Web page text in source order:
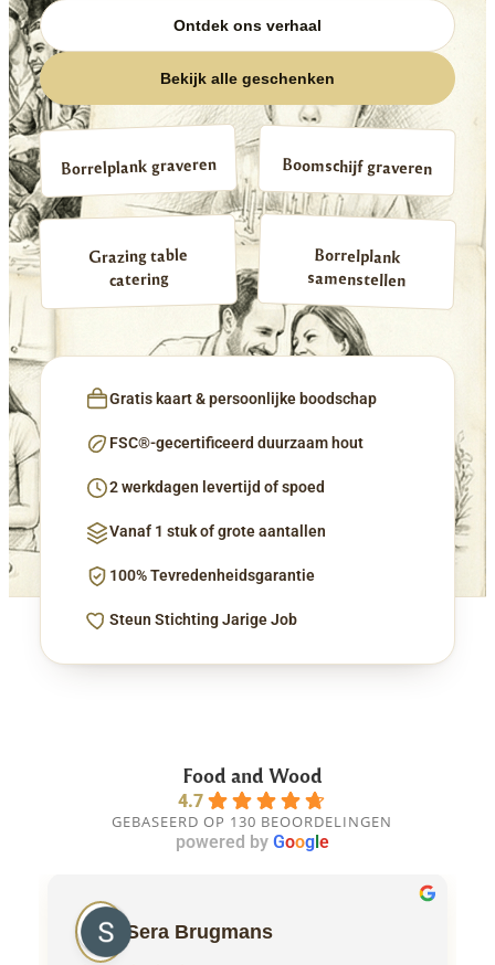
Ontdek ons verhaal
Bekijk alle geschenken
Borrelplank graveren Boomschijf graveren
Grazing table
catering
Borrelplank
samenstellen
Gratis kaart & persoonlijke boodschap
FSC®-gecertificeerd duurzaam hout
2 werkdagen levertijd of spoed
Vanaf 1 stuk of grote aantallen
100% Tevredenheidsgarantie
Steun Stichting Jarige Job
Food and Wood
4.7
GEBASEERD OP 130 BEOORDELINGEN
powered by Googl e
Sera Brugmans